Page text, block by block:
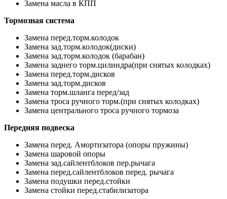
Замена масла в КПП
Тормозная система
Замена перед.торм.колодок
Замена зад.торм.колодок(диски)
Замена зад.торм.колодок (барабан)
Замена заднего торм.цилиндра(при снятых колодках)
Замена перед.торм.дисков
Замена зад.торм.дисков
Замена торм.шланга перед/зад
Замена троса ручного торм.(при снятых колодках)
Замена центрального троса ручного тормоза
Передняя подвеска
Замена перед. Амортизатора (опоры пружины)
Замена шаровой опоры
Замена зад.сайлентблоков пер.рычага
Замена перед.сайлентблоков перед. рычага
Замена подушки перед.стойки
Замена стойки перед.стабилизатора